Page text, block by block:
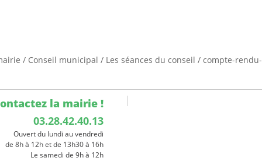
/ Conseil municipal / Les séances du conseil / compte-
la mairie !
03.28.42.40.13
Ouvert du lundi au vendredi
de 8h à 12h et de 13h30 à 16h
Le samedi de 9h à 12h